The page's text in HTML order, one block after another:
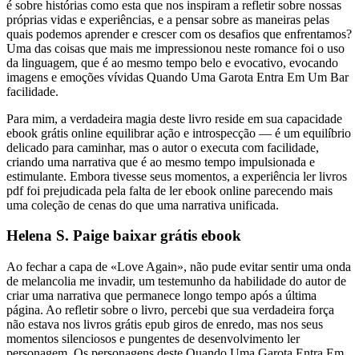
é sobre histórias como esta que nos inspiram a refletir sobre nossas
próprias vidas e experiências, e a pensar sobre as maneiras pelas
quais podemos aprender e crescer com os desafios que enfrentamos?
Uma das coisas que mais me impressionou neste romance foi o uso
da linguagem, que é ao mesmo tempo belo e evocativo, evocando
imagens e emoções vívidas Quando Uma Garota Entra Em Um Bar
facilidade.
Para mim, a verdadeira magia deste livro reside em sua capacidade
ebook grátis online equilibrar ação e introspecção — é um equilíbrio
delicado para caminhar, mas o autor o executa com facilidade,
criando uma narrativa que é ao mesmo tempo impulsionada e
estimulante. Embora tivesse seus momentos, a experiência ler livros
pdf foi prejudicada pela falta de ler ebook online parecendo mais
uma coleção de cenas do que uma narrativa unificada.
Helena S. Paige baixar grátis ebook
Ao fechar a capa de «Love Again», não pude evitar sentir uma onda
de melancolia me invadir, um testemunho da habilidade do autor de
criar uma narrativa que permanece longo tempo após a última
página. Ao refletir sobre o livro, percebi que sua verdadeira força
não estava nos livros grátis epub giros de enredo, mas nos seus
momentos silenciosos e pungentes de desenvolvimento ler